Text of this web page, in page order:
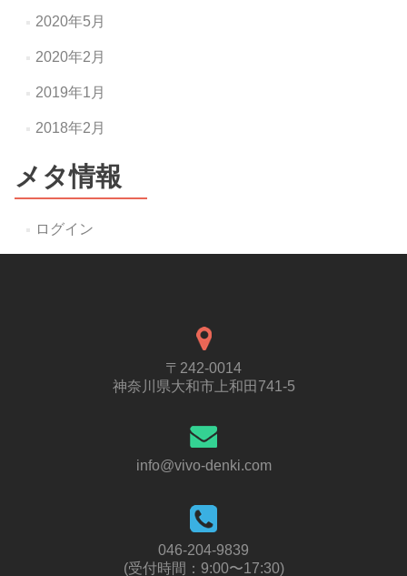
2020年5月
2020年2月
2019年1月
2018年2月
メタ情報
ログイン
〒242-0014
神奈川県大和市上和田741-5
info@vivo-denki.com
046-204-9839
(受付時間：9:00〜17:30)